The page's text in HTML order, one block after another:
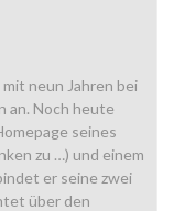
neun Jahren bei
an. Noch heute
seines
zu …) und einem
er seine zwei
über den